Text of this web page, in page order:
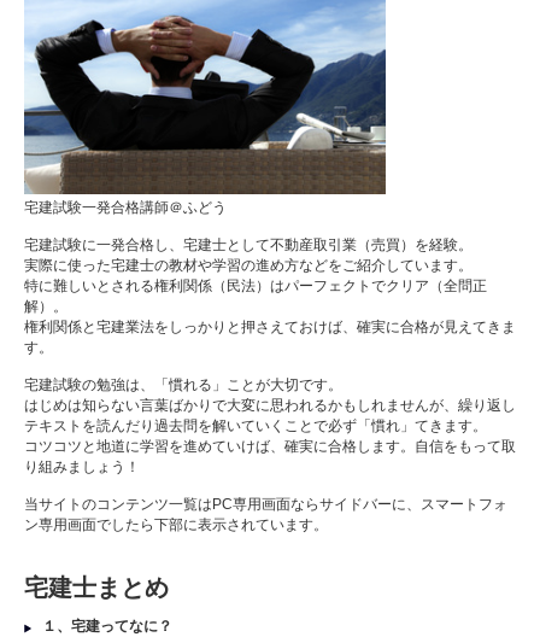
宅建試験一発合格講師＠ふどう
宅建試験に一発合格し、宅建士として不動産取引業（売買）を経験。
実際に使った宅建士の教材や学習の進め方などをご紹介しています。
特に難しいとされる権利関係（民法）はパーフェクトでクリア（全問正
解）。
権利関係と宅建業法をしっかりと押さえておけば、確実に合格が見えてきま
す。
宅建試験の勉強は、「慣れる」ことが大切です。
はじめは知らない言葉ばかりで大変に思われるかもしれませんが、繰り返し
テキストを読んだり過去問を解いていくことで必ず「慣れ」てきます。
コツコツと地道に学習を進めていけば、確実に合格します。自信をもって取
り組みましょう！
当サイトのコンテンツ一覧はPC専用画面ならサイドバーに、スマートフォ
ン専用画面でしたら下部に表示されています。
宅建士まとめ
１、宅建ってなに？